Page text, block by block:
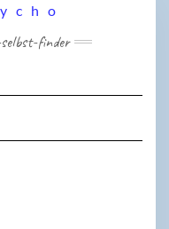
finder
Navigation